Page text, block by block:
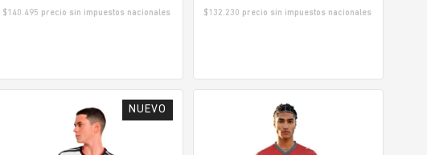
$140.495 precio sin impuestos nacionales $132.230 precio sin impuestos nacionales